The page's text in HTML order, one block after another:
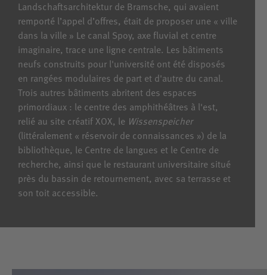
Landschaftsarchitektur de Bramsche, qui avaient
remporté l’appel d’offres, était de proposer une « ville
dans la ville » Le canal Spoy, axe fluvial et centre
imaginaire, trace une ligne centrale. Les bâtiments
neufs construits pour l'université ont été disposés
en rangées modulaires de part et d'autre du canal.
Trois autres bâtiments abritent des espaces
primordiaux : le centre des amphithéâtres à l'est,
relié au site créatif XOX, le Wissenspeicher
(littéralement « réservoir de connaissances ») de la
bibliothèque, le Centre de langues et le Centre de
recherche, ainsi que le restaurant universitaire situé
près du bassin de retournement, avec sa terrasse et
son toit accessible.